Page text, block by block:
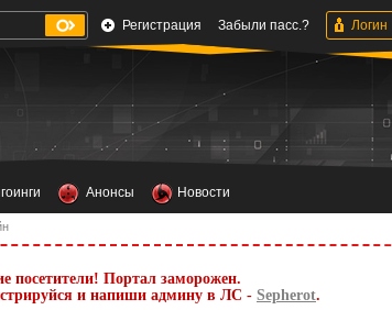
Регистрация Забыли пасс.?
Анонсы Новости
посетители! Портал заморожен.
и напиши админу в ЛС - Sepherot.